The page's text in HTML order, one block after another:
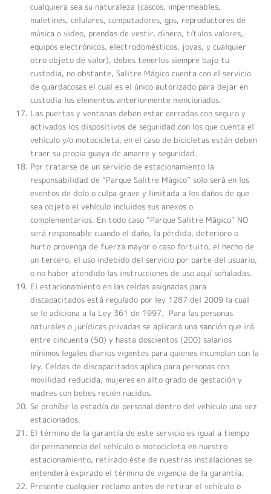
cualquiera sea su naturaleza (cascos, impermeables,
maletines, celulares, computadores, gps, reproductores de
música o video, prendas de vestir, dinero, títulos valores,
equipos electrónicos, electrodomésticos, joyas, y cualquier
otro objeto de valor), debes tenerlos siempre bajo tu
custodia, no obstante, Salitre Mágico cuenta con el servicio
de guardacosas el cual es el único autorizado para dejar en
custodia los elementos anteriormente mencionados.
Las puertas y ventanas deben estar cerradas con seguro y
activados los dispositivos de seguridad con los que cuenta el
vehículo y/o motocicleta, en el caso de bicicletas están deben
traer su propia guaya de amarre y seguridad.
Por tratarse de un servicio de estacionamiento la
responsabilidad de “Parque Salitre Mágico” solo será en los
eventos de dolo o culpa grave y limitada a los daños de que
sea objeto el vehículo incluidos sus anexos o
complementarios. En todo caso “Parque Salitre Mágico” NO
será responsable cuando el daño, la pérdida, deterioro o
hurto provenga de fuerza mayor o caso fortuito, el hecho de
un tercero, el uso indebido del servicio por parte del usuario,
o no haber atendido las instrucciones de uso aquí señaladas.
El estacionamiento en las celdas asignadas para
discapacitados está regulado por ley 1287 del 2009 la cual
se le adiciona a la Ley 361 de 1997. Para las personas
naturales o jurídicas privadas se aplicará una sanción que irá
entre cincuenta (50) y hasta doscientos (200) salarios
mínimos legales diarios vigentes para quienes incumplan con la
ley. Celdas de discapacitados aplica para personas con
movilidad reducida, mujeres en alto grado de gestación y
madres con bebes recién nacidos.
Se prohíbe la estadía de personal dentro del vehículo una vez
estacionados.
El término de la garantía de este servicio es igual a tiempo
de permanencia del vehículo o motocicleta en nuestro
estacionamiento, retirado éste de nuestras instalaciones se
entenderá expirado el término de vigencia de la garantía.
Presente cualquier reclamo antes de retirar el vehículo o